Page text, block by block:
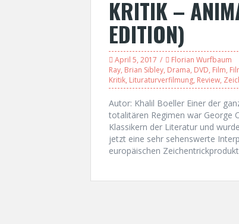
KRITIK –
EDITION)
April 5, 2017 Florian Wurfbaum
Ray, Brian Sibley, Drama, DVD, Film,
Kritik, Lituraturverfilmung, Review,
Autor: Khalil Boeller Einer der
totalitären Regimen war George
Klassikern der Literatur und
jetzt eine sehr sehenswerte
europäischen